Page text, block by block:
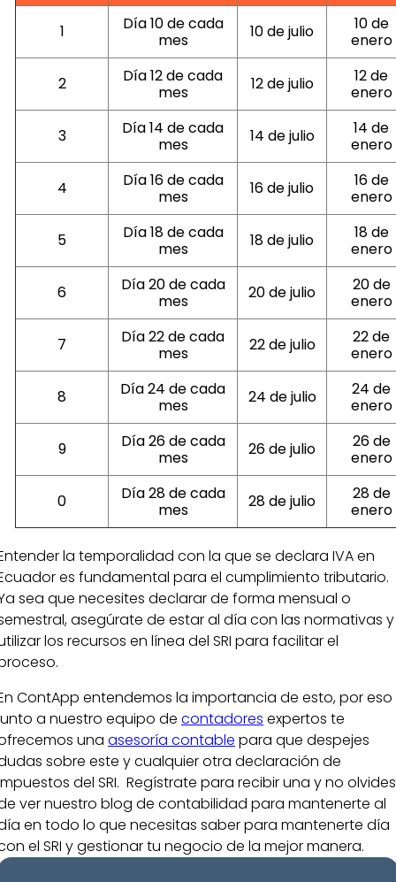
1
Día 10 de cada
mes
10 de julio
10 de
enero
2
Día 12 de cada
mes
12 de julio
12 de
enero
3
Día 14 de cada
mes
14 de julio
14 de
enero
4
Día 16 de cada
mes
16 de julio
16 de
enero
5
Día 18 de cada
mes
18 de julio
18 de
enero
6
Día 20 de cada
mes
20 de julio
20 de
enero
7
Día 22 de cada
mes
22 de julio
22 de
enero
8
Día 24 de cada
mes
24 de julio
24 de
enero
9
Día 26 de cada
mes
26 de julio
26 de
enero
0
Día 28 de cada
mes
28 de julio
28 de
enero
la temporalidad con la que se declara IVA en
es fundamental para el cumplimiento tributario.
sea que necesites declarar de forma mensual o
asegúrate de estar al día con las normativas y
los recursos en línea del SRI para facilitar el
ContApp entendemos la importancia de esto, por eso
a nuestro equipo de contadores expertos te
una asesoría contable para que despejes
sobre este y cualquier otra declaración de
del SRI. Regístrate para recibir una y no olvides
ver nuestro blog de contabilidad para mantenerte al
en todo lo que necesitas saber para mantenerte día
el SRI y gestionar tu negocio de la mejor manera.